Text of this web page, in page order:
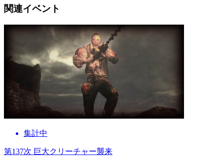
関連イベント
集計中
第137次 巨大クリーチャー襲来